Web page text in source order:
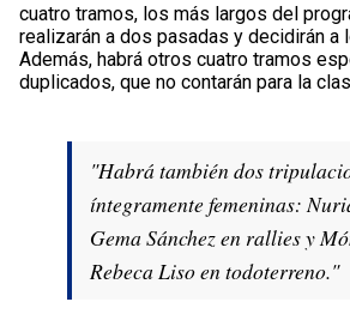
cuatro tramos, los más largos del
realizarán a dos pasadas y decidirán a
Además, habrá otros cuatro tramos
duplicados, que no contarán para la
"Habrá también dos
íntegramente femeninas:
Gema Sánchez en rallies y
Rebeca Liso en todoterreno."